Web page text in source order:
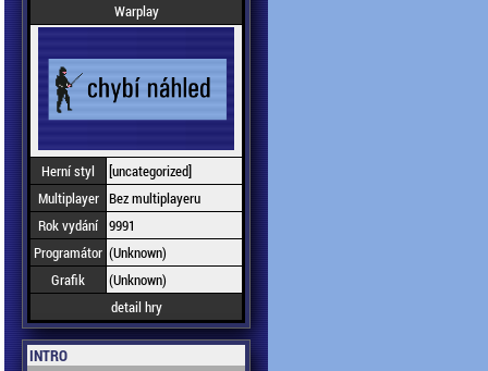
Warplay
Herní styl
[uncategorized]
Multiplayer Bez multiplayeru
Rok vydání 9991
Programátor (Unknown)
Grafik
(Unknown)
detail hry
INTRO